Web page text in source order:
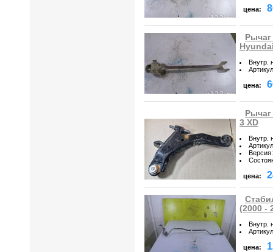
цена:
Внутр.
Артикул
цена:
3 XD
Внутр.
Артикул
Версия:
цена:
(2000 -
Внутр.
Артикул
цена: